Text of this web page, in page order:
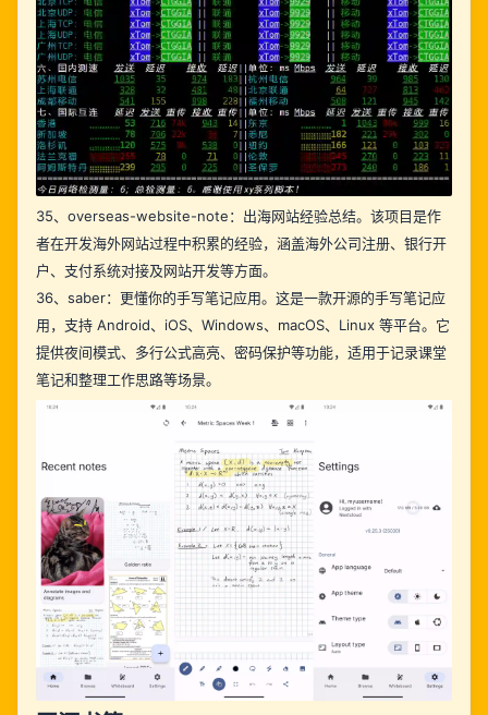
35、 overseas-website-note：出海网站经验总结。该项目是作
者在开发海外网站过程中积累的经验，涵盖海外公司注册、银行开
户、支付系统对接及网站开发等方面。
36、 saber：更懂你的手写笔记应用。这是一款开源的手写笔记应
用，支持 Android、iOS、Windows、macOS、Linux 等平台。它
提供夜间模式、多行公式高亮、密码保护等功能，适用于记录课堂
笔记和整理工作思路等场景。